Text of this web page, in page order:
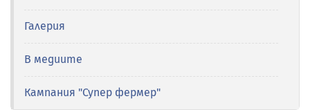
Галерия
В медиите
Кампания "Супер фермер"